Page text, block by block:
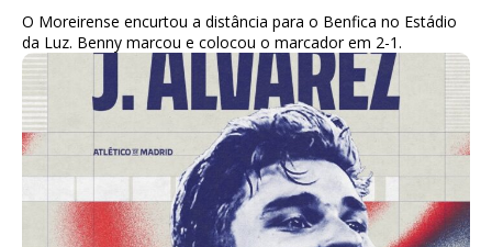
O Moreirense encurtou a distância para o Benfica no Estádio
da Luz. Benny marcou e colocou o marcador em 2-1.